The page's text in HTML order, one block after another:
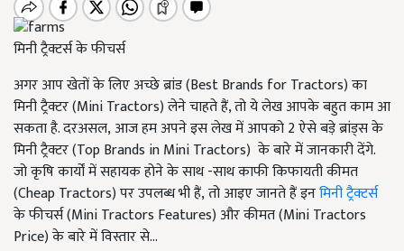
मिनी ट्रैक्टर्स के फीचर्स
अगर आप खेतों के लिए अच्छे ब्रांड (Best Brands for Tractors)का
मिनी ट्रैक्टर (Mini Tractors)लेने चाहते हैं, तो ये लेख आपके बहुत काम आ
सकता है. दरअसल,आज हम अपने इस लेख में आपको 2 ऐसे बड़े ब्रांड्स के
मिनी ट्रैक्टर (Top Brands in Mini Tractors) के बारे में जानकारी देंगे.
जो कृषि कार्यों में सहायक होने के साथ -साथ काफी किफायती कीमत
(Cheap Tractors)पर उपलब्ध भी हैं,तो आइए जानते हैं इनमिनी ट्रैक्टर्स
के फीचर्स (Mini Tractors Features) और कीमत (Mini Tractors
Price)के बारे में विस्तार से…